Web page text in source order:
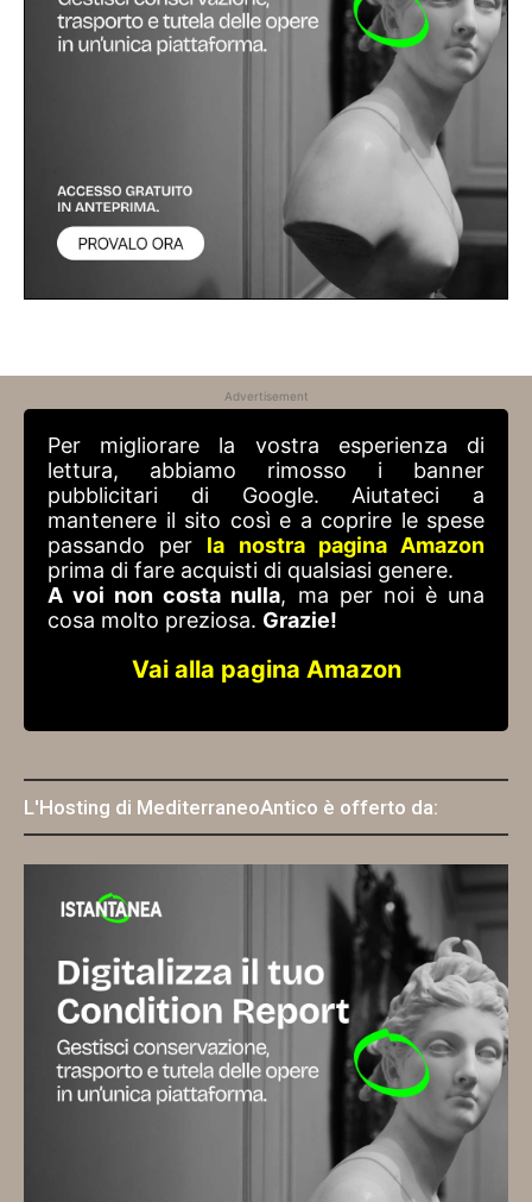
Advertisement
Per migliorare la vostra esperienza di
lettura, abbiamo rimosso i banner
pubblicitari di Google. Aiutateci a
mantenere il sito così e a coprire le spese
passando per la nostra pagina Amazon
prima di fare acquisti di qualsiasi genere.
A voi non costa nulla, ma per noi è una
cosa molto preziosa. Grazie!
Vai alla pagina Amazon
L'Hosting di MediterraneoAntico è offerto da: